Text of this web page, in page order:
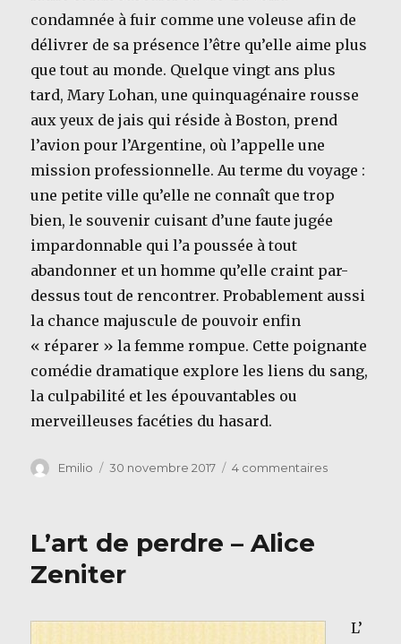
condamnée à fuir comme une voleuse afin de
délivrer de sa présence l’être qu’elle aime plus
que tout au monde. Quelque vingt ans plus
tard, Mary Lohan, une quinquagénaire rousse
aux yeux de jais qui réside à Boston, prend
l’avion pour l’Argentine, où l’appelle une
mission professionnelle. Au terme du voyage :
une petite ville qu’elle ne connaît que trop
bien, le souvenir cuisant d’une faute jugée
impardonnable qui l’a poussée à tout
abandonner et un homme qu’elle craint par-
dessus tout de rencontrer. Probablement aussi
la chance majuscule de pouvoir enfin
« réparer » la femme rompue. Cette poignante
comédie dramatique explore les liens du sang,
la culpabilité et les épouvantables ou
merveilleuses facéties du hasard.
Auteur
Emilio
Publié
30 novembre 2017 4 commentairessur
L’art de perdre – Alice
Zeniter
L’